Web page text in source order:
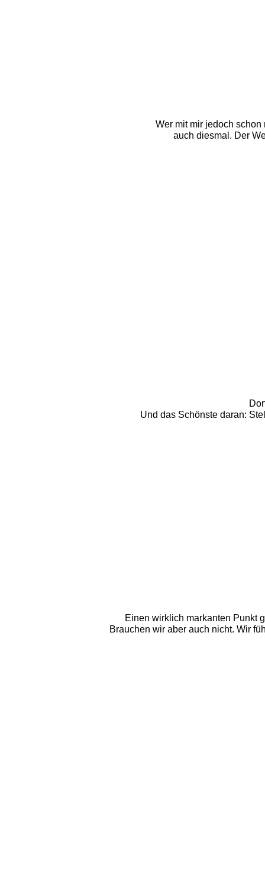
Wer mit mir jedoch
auch diesmal. Der
Und das Schönste daran:
Einen wirklich markanten Punkt
Brauchen wir aber auch nicht. Wir